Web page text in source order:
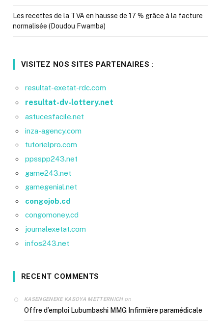
Les recettes de la TVA en hausse de 17 % grâce à la facture
normalisée (Doudou Fwamba)
VISITEZ NOS SITES PARTENAIRES :
resultat-exetat-rdc.com
resultat-dv-lottery.net
astucesfacile.net
inza-agency.com
tutorielpro.com
ppsspp243.net
game243.net
gamegenial.net
congojob.cd
congomoney.cd
journalexetat.com
infos243.net
RECENT COMMENTS
KASENGENEKE KASOYA METTERNICHon
Offre d’emploi Lubumbashi MMG Infirmière paramédicale